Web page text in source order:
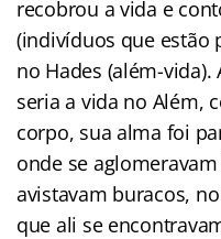
recobrou a vida e
(indivíduos que estão
no Hades (além-
seria a vida no Além,
corpo, sua alma foi
onde se
avistavam buracos,
que ali se